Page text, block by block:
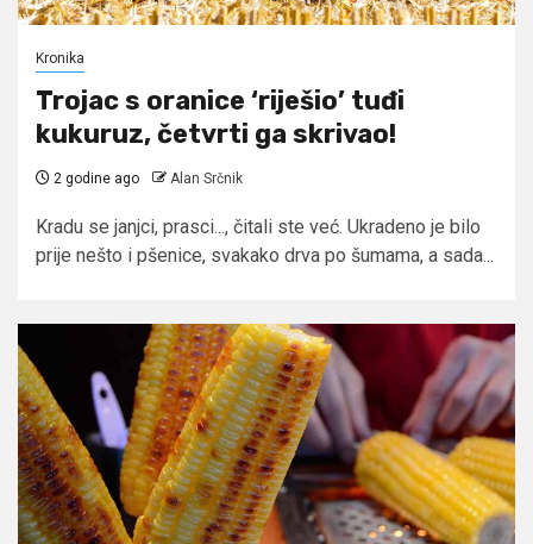
Kronika
Trojac s oranice ‘riješio’ tuđi
kukuruz, četvrti ga skrivao!
2 godine ago Alan Srčnik
Kradu se janjci, prasci..., čitali ste već. Ukradeno je bilo
prije nešto i pšenice, svakako drva po šumama, a sada...